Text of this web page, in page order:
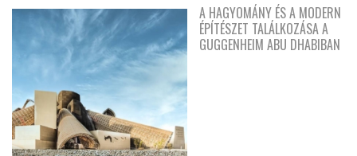
A HAGYOMÁNY ÉS A MODERN
ÉPÍTÉSZET TALÁLKOZÁSA A
GUGGENHEIM ABU DHABIBAN